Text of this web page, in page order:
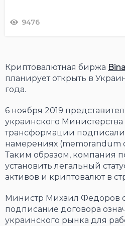
9476
Криптовалютная биржа
планирует открыть в
года.
6 ноября 2019
украинского
трансформации подписали
намерениях (memorandum
Таким образом, компания
установить легальный
активов и криптовалют в
Министр Михаил Федоров
подписание договора
украинского рынка для